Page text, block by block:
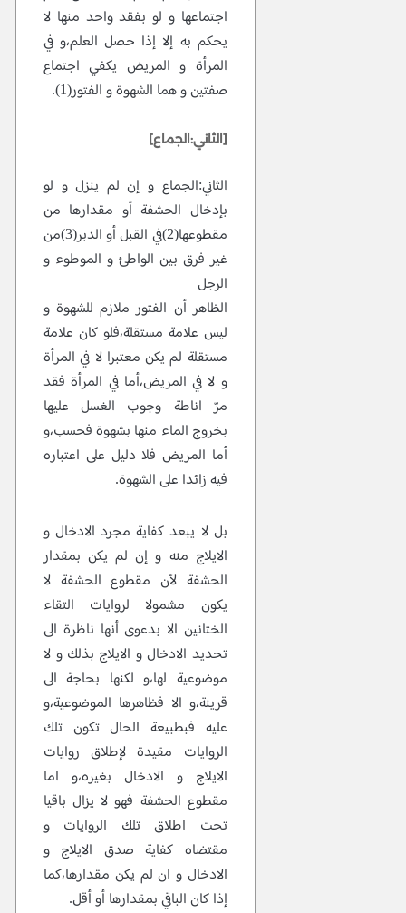
اجتماعها و لو بفقد واحد منها لا
يحكم به إلا إذا حصل العلم،و في
المرأة و المريض يكفي اجتماع
صفتين و هما الشهوة و الفتور(1).
[الثاني:الجماع]
الثاني:الجماع و إن لم ينزل و لو
بإدخال الحشفة أو مقدارها من
مقطوعها(2)في القبل أو الدبر(3)من
غير فرق بين الواطئ و الموطوء و
الرجل
الظاهر أن الفتور ملازم للشهوة و
ليس علامة مستقلة،فلو كان علامة
مستقلة لم يكن معتبرا لا في المرأة
و لا في المريض،أما في المرأة فقد
مرّ اناطة وجوب الغسل عليها
بخروج الماء منها بشهوة فحسب،و
أما المريض فلا دليل على اعتباره
فيه زائدا على الشهوة.
بل لا يبعد كفاية مجرد الادخال و
الايلاج منه و إن لم يكن بمقدار
الحشفة لأن مقطوع الحشفة لا
يكون مشمولا لروايات التقاء
الختانين الا بدعوى أنها ناظرة الى
تحديد الادخال و الايلاج بذلك و لا
موضوعية لها،و لكنها بحاجة الى
قرينة،و الا فظاهرها الموضوعية،و
عليه فبطبيعة الحال تكون تلك
الروايات مقيدة لإطلاق روايات
الايلاج و الادخال بغيره،و اما
مقطوع الحشفة فهو لا يزال باقيا
تحت اطلاق تلك الروايات و
مقتضاه كفاية صدق الايلاج و
الادخال و ان لم يكن مقدارها،كما
إذا كان الباقي بمقدارها أو أقل.